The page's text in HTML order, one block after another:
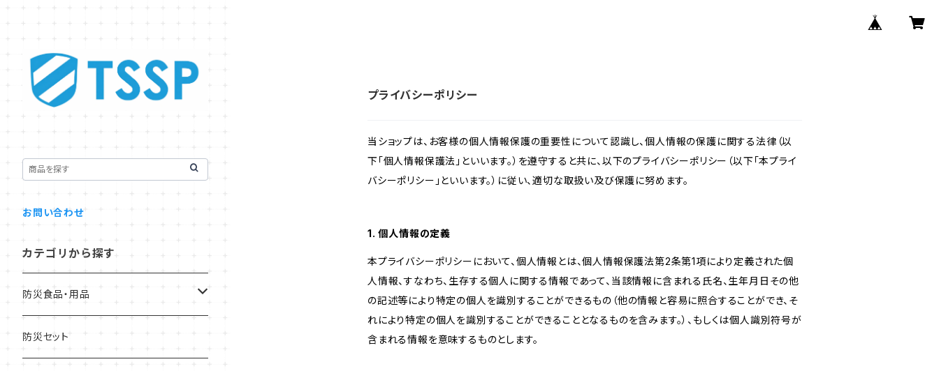
プライバシーポリシー
当ショップは、お客様の個人情報保護の重要性について認識し、個人情報の保護に関する法律（以
下「個人情報保護法」といいます。）を遵守すると共に、以下のプライバシーポリシー（以下「本プライ
バシーポリシー」といいます。）に従い、適切な取扱い及び保護に努めます。
1. 個人情報の定義
本プライバシーポリシーにおいて、個人情報とは、個人情報保護法第2条第1項により定義された個
人情報、すなわち、生存する個人に関する情報であって、当該情報に含まれる氏名、生年月日その他
の記述等により特定の個人を識別することができるもの（他の情報と容易に照合することができ、そ
れにより特定の個人を識別することができることとなるものを含みます。）、もしくは個人識別符号が
含まれる情報を意味するものとします。
お問い合わせ
カテゴリから探す
防災食品・用品
缶詰
防災セット